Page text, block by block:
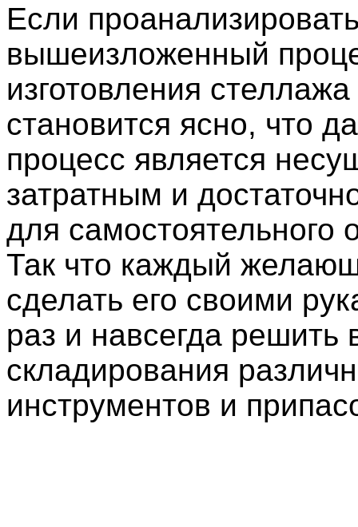
Если
вышеизложенный
изготовления
становится ясно, что
процесс является
затратным и
для самостоятельного
Так что каждый
сделать его своими
раз и навсегда решить
складирования
инструментов и